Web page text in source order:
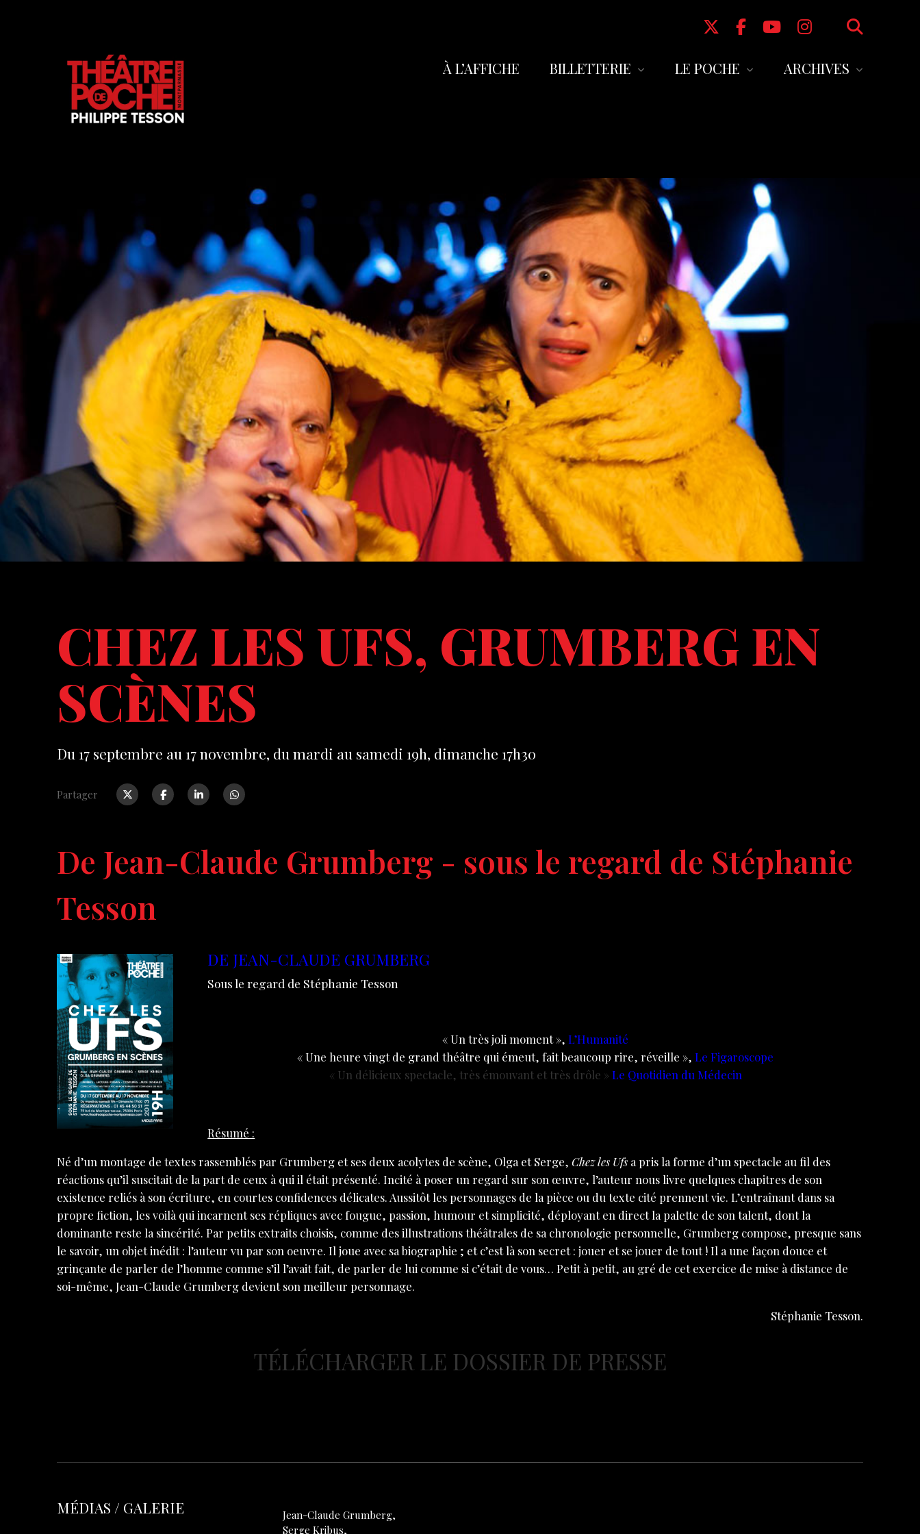
À L’AFFICHE BILLETTERIE LE POCHE
Informations pratiques
ARCHIVES
SAISON 2021-2022
SAISON 2020-2021
Saisons antérieures à 2020
Le Poche de 1942 à 2013
CHEZ LES UFS, GRUMBERG EN
SCÈNES
Du 17 septembre au 17 novembre, du mardi au samedi 19h, dimanche 17h30
Partager
De Jean-Claude Grumberg - sous le regard de Stéphanie
Tesson
DE JEAN-CLAUDE GRUMBERG
Sous le regard de Stéphanie Tesson
« Un très joli moment », L’Humanité
« Une heure vingt de grand théâtre qui émeut, fait beaucoup rire, réveille », Le Figaroscope
« Un délicieux spectacle, très émouvant et très drôle » Le Quotidien du Médecin
Résumé :
Né d’un montage de textes rassemblés par Grumberg et ses deux acolytes de scène, Olga et Serge,Chez les Ufs a pris la forme d’un spectacle au fil des
réactions qu’il suscitait de la part de ceux à qui il était présenté. Incité à poser un regard sur son œuvre, l’auteur nous livre quelques chapitres de son
existence reliés à son écriture, en courtes confidences délicates. Aussitôt les personnages de la pièce ou du texte cité prennent vie. L’entraînant dans sa
propre fiction, les voilà qui incarnent ses répliques avec fougue, passion, humour et simplicité, déployant en direct la palette de son talent, dont la
dominante reste la sincérité. Par petits extraits choisis, comme des illustrations théâtrales de sa chronologie personnelle, Grumberg compose, presque sans
le savoir, un objet inédit : l’auteur vu par son oeuvre. Il joue avec sa biographie ; et c’est là son secret : jouer et se jouer de tout ! Il a une façon douce et
grinçante de parler de l’homme comme s’il l’avait fait, de parler de lui comme si c’était de vous… Petit à petit, au gré de cet exercice de mise à distance de
soi-même, Jean-Claude Grumberg devient son meilleur personnage.
Stéphanie Tesson.
TÉLÉCHARGER LE DOSSIER DE PRESSE
MÉDIAS / GALERIE
Jean-Claude Grumberg,
Serge Kribus,